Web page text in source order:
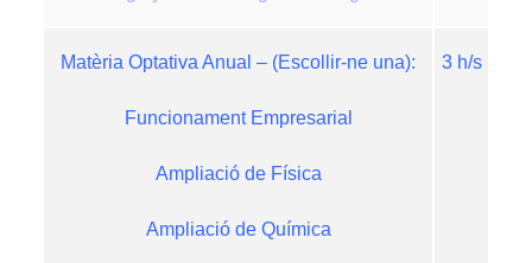
Matèria Optativa Anual – (Escollir-ne una):
Funcionament Empresarial
Ampliació de Física
Ampliació de Química
3 h/s